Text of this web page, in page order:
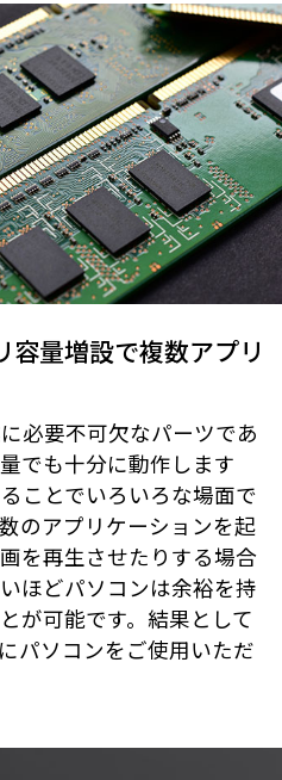
容量増設で複数アプリ
必要不可欠なパーツであ
でも十分に動作します
ことでいろいろな場面で
のアプリケーションを起
を再生させたりする場合
ほどパソコンは余裕を持
が可能です。結果として
パソコンをご使用いただ